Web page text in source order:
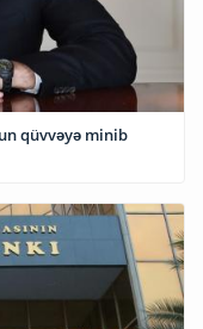
qüvvəyə minib